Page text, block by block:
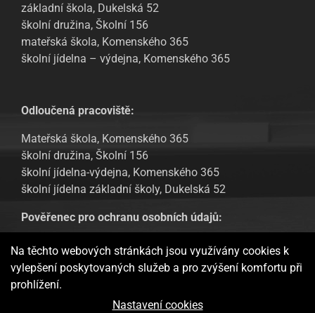
základní škola, Dukelská 52
školní družina, Školní 156
mateřská škola, Komenského 365
školní jídelna – výdejna, Komenského 365
Odloučená pracoviště:
Mateřská škola, Komenského 365
školní družina, Školní 156
školní jídelna-výdejna, Komenského 365
školní jídelna základní školy, Dukelská 52
Pověřenec pro ochranu osobních údajů:
Tomáš Urban, email: tomas.urban@sofbit.cz
GDPR – Informování veřejnosti
Na těchto webových stránkách jsou využívány cookies k
vylepšení poskytovaných služeb a pro zvýšení komfortu při
prohlížení.
Nastavení cookies
Webové stránky ukládají v souladu se zákony na vaše zařízení